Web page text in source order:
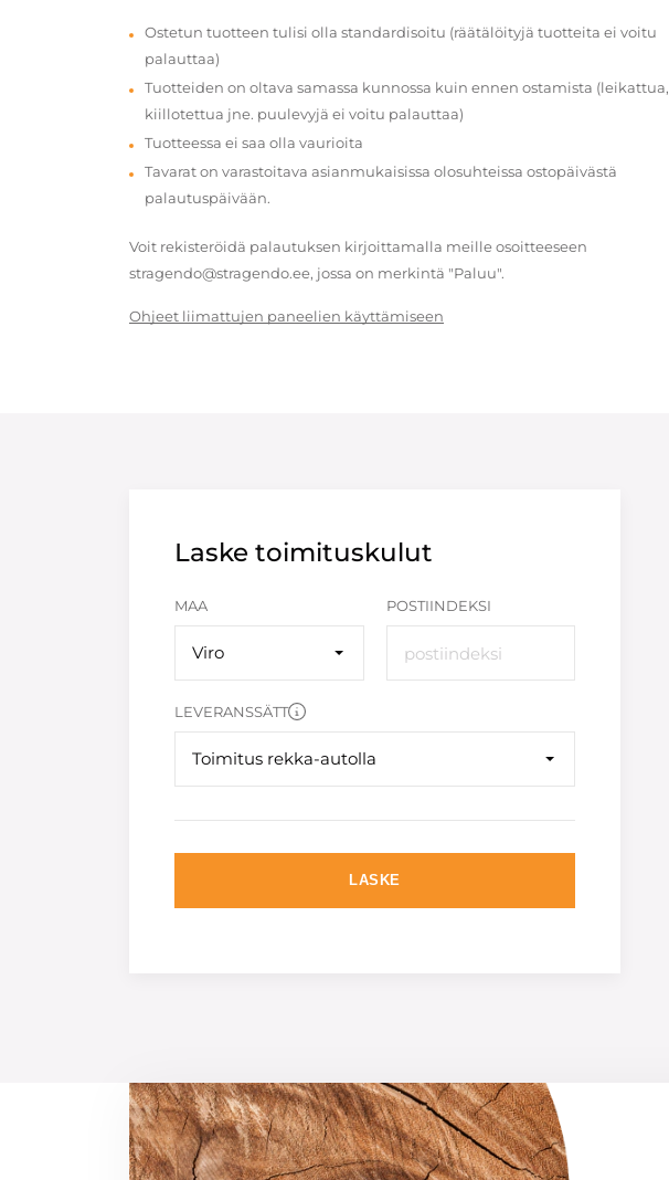
Ostetun tuotteen tulisi olla standardisoitu (räätälöityjä tuotteita ei voitu
palauttaa)
Tuotteiden on oltava samassa kunnossa kuin ennen ostamista (leikattua,
kiillotettua jne. puulevyjä ei voitu palauttaa)
Tuotteessa ei saa olla vaurioita
Tavarat on varastoitava asianmukaisissa olosuhteissa ostopäivästä
palautuspäivään.
Voit rekisteröidä palautuksen kirjoittamalla meille osoitteeseen
stragendo@stragendo.ee, jossa on merkintä "Paluu".
Ohjeet liimattujen paneelien käyttämiseen
Laske toimituskulut
MAA
Viro
POSTIINDEKSI
LEVERANSSÄTT
Toimitus rekka-autolla
LASKE